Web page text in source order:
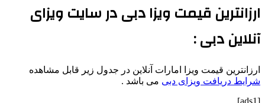
ارزانترین قیمت ویزا دبی در سایت ویزای
آنلاین دبی :
ارزانترین قیمت ویزا امارات آنلاین در جدول زیر قابل مشاهده
شرایط دریافت ویزای دبی می باشد .
[ads1]